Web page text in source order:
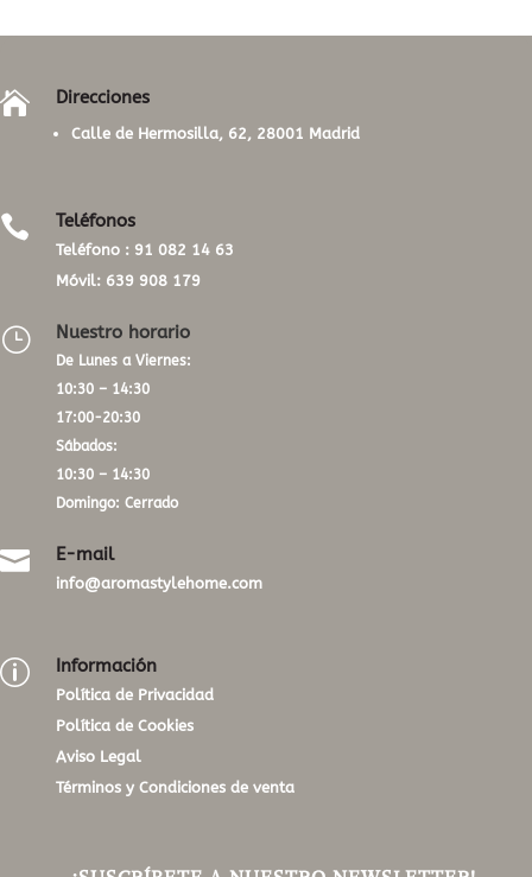
 Direcciones
Calle de Hermosilla, 62, 28001 Madrid
 Teléfonos
Teléfono : 91 082 14 63
Móvil: 639 908 179
} Nuestro horario
De Lunes a Viernes:
10:30 – 14:30
17:00-20:30
Sábados:
10:30 – 14:30
Domingo: Cerrado
 E-mail
info@aromastylehome.com
p Información
Política de Privacidad
Política de Cookies
Aviso Legal
Términos y Condiciones de venta